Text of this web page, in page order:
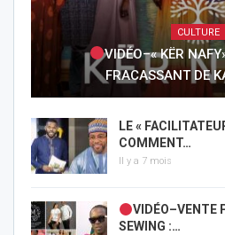
CULTURE
VIDÉO–« KËR
FRACASSANT DE
LE «
COMMENT…
Il y a 7 mois
VIDÉO–VENTE
SEWING :…